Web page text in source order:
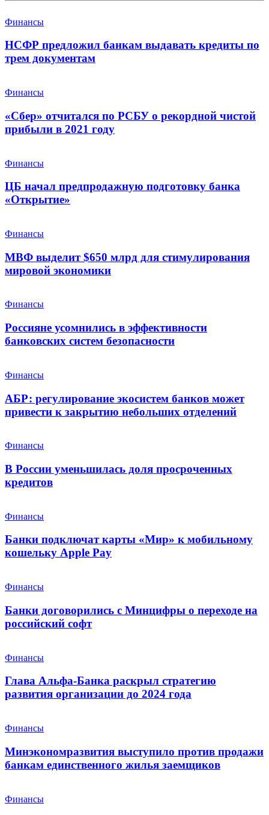
Финансы
НСФР предложил банкам выдавать кредиты по
трем документам
Финансы
«Сбер» отчитался по РСБУ о рекордной чистой
прибыли в 2021 году
Финансы
ЦБ начал предпродажную подготовку банка
«Открытие»
Финансы
МВФ выделит $650 млрд для стимулирования
мировой экономики
Финансы
Россияне усомнились в эффективности
банковских систем безопасности
Финансы
АБР: регулирование экосистем банков может
привести к закрытию небольших отделений
Финансы
В России уменьшилась доля просроченных
кредитов
Финансы
Банки подключат карты «Мир» к мобильному
кошельку Apple Pay
Финансы
Банки договорились с Минцифры о переходе на
российский софт
Финансы
Глава Альфа-Банка раскрыл стратегию
развития организации до 2024 года
Финансы
Минэкономразвития выступило против продажи
банкам единственного жилья заемщиков
Финансы